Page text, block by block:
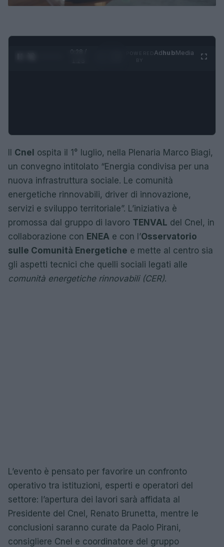
0:29 /
AdhubMedia
Cnel ospita il 1° luglio, nella Plenaria Marco Biagi,
un convegno intitolato “Energia condivisa per una
nuova infrastruttura sociale. Le comunità
energetiche rinnovabili, driver di innovazione,
servizi e sviluppo territoriale”. L’iniziativa è
promossa dal gruppo di lavoro TENVAL del Cnel, in
collaborazione con ENEA e con l’Osservatorio
sulle Comunità Energetiche e mette al centro sia
gli aspetti tecnici che quelli sociali legati alle
comunità energetiche rinnovabili (CER).
L’evento è pensato per favorire un confronto
operativo tra istituzioni, esperti e operatori del
settore: l’apertura dei lavori sarà affidata al
Presidente del Cnel, Renato Brunetta, mentre le
conclusioni saranno curate da Paolo Pirani,
consigliere Cnel e coordinatore del gruppo